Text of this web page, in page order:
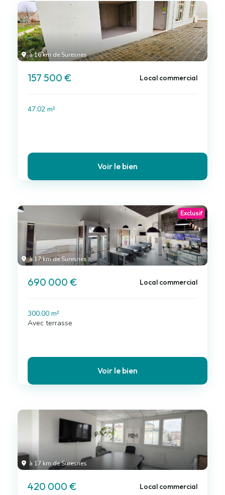
à 16 km de Suresnes
157 500 € Local commercial
47.02 m²
Voir le bien
à 17 km de Suresnes
Exclusif
690 000 € Local commercial
300.00 m²
Avec terrasse
Voir le bien
à 17 km de Suresnes
420 000 € Local commercial